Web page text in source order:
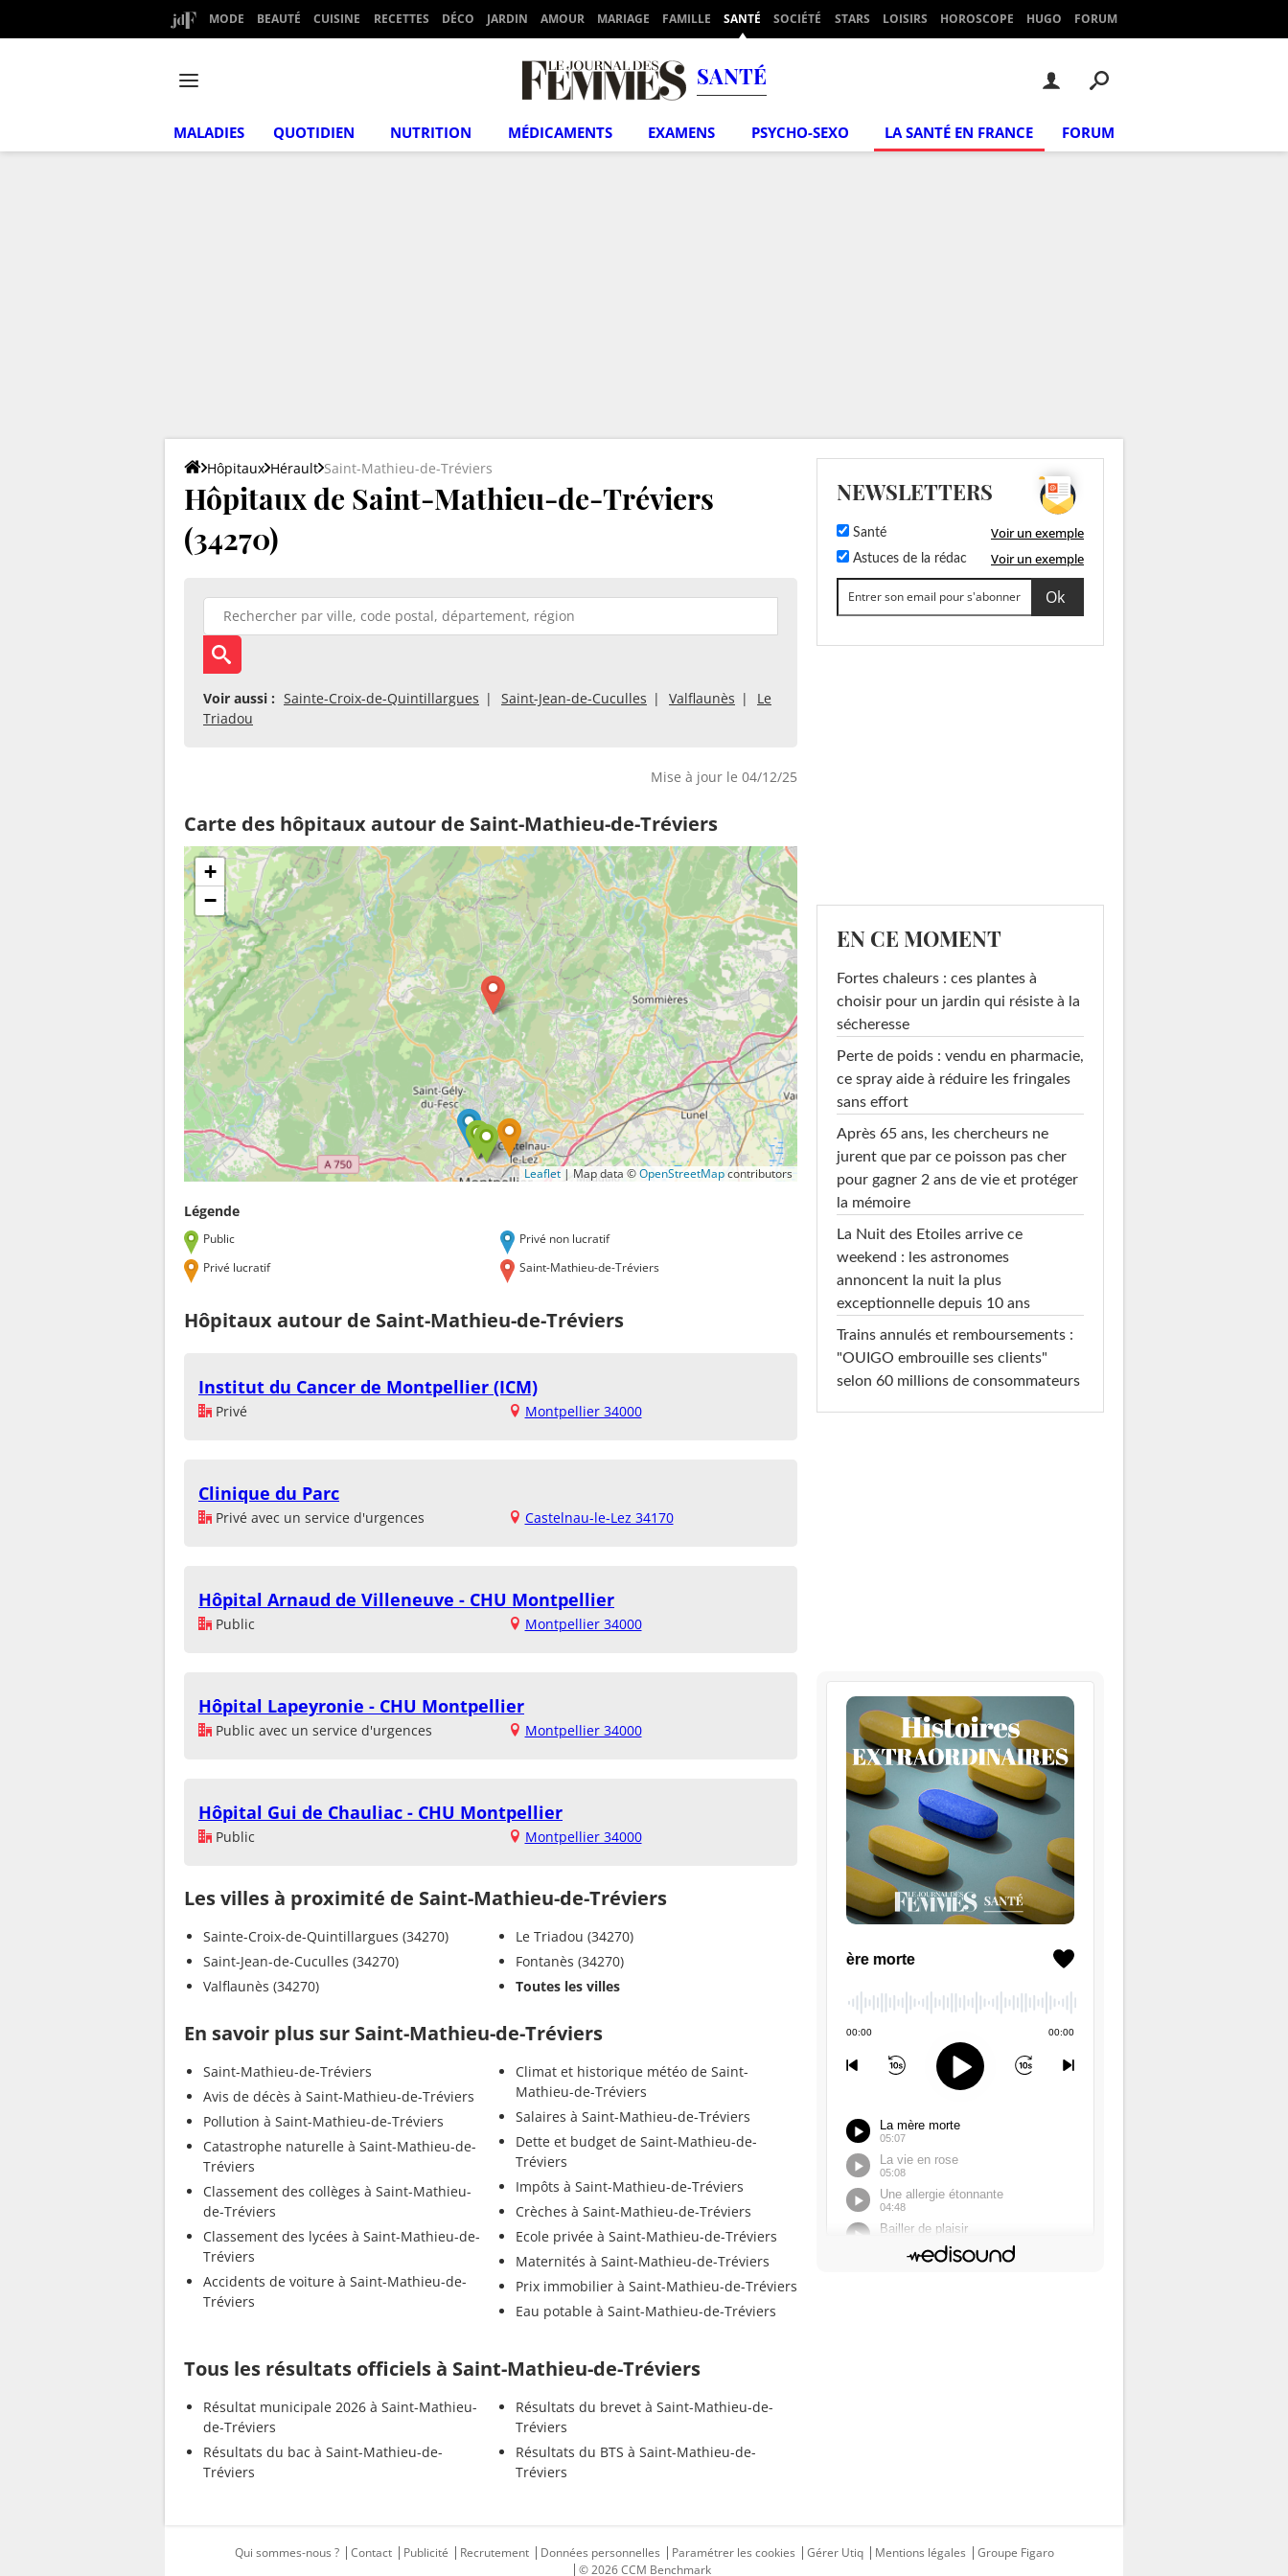
MODE BEAUTÉ CUISINE RECETTES DÉCO JARDIN AMOUR MARIAGE FAMILLE SANTÉ SOCIÉTÉ STARS LOISIRS HOROSCOPE HUGO FORUM
SANTÉ
MALADIES QUOTIDIEN NUTRITION MÉDICAMENTS EXAMENS PSYCHO-SEXO LA SANTÉ EN FRANCE FORUM
Hôpitaux Hérault Saint-Mathieu-de-Tréviers
Hôpitaux de Saint-Mathieu-de-Tréviers
(34270)
Voir aussi : Sainte-Croix-de-Quintillargues Saint-Jean-de-Cuculles Valflaunès
Le
Triadou
Mise à jour le 04/12/25
Carte des hôpitaux autour de Saint-Mathieu-de-Tréviers
+
−
Leaflet | Map data ©OpenStreetMapcontributors
Légende
Public
Privé non lucratif
Privé lucratif
Saint-Mathieu-de-Tréviers
Hôpitaux autour de Saint-Mathieu-de-Tréviers
Institut du Cancer de Montpellier (ICM)
Privé Montpellier 34000
Clinique du Parc
Privé avec un service d'urgences Castelnau-le-Lez 34170
Hôpital Arnaud de Villeneuve - CHU Montpellier
Public Montpellier 34000
Hôpital Lapeyronie - CHU Montpellier
Public avec un service d'urgences Montpellier 34000
Hôpital Gui de Chauliac - CHU Montpellier
Public Montpellier 34000
Les villes à proximité de Saint-Mathieu-de-Tréviers
Sainte-Croix-de-Quintillargues (34270)
Saint-Jean-de-Cuculles (34270)
Valflaunès (34270)
Le Triadou (34270)
Fontanès (34270)
Toutes les villes
En savoir plus sur Saint-Mathieu-de-Tréviers
Saint-Mathieu-de-Tréviers
Avis de décès à Saint-Mathieu-de-Tréviers
Pollution à Saint-Mathieu-de-Tréviers
Catastrophe naturelle à Saint-Mathieu-de-
Tréviers
Classement des collèges à Saint-Mathieu-
de-Tréviers
Classement des lycées à Saint-Mathieu-de-
Tréviers
Accidents de voiture à Saint-Mathieu-de-
Tréviers
Climat et historique météo de Saint-
Mathieu-de-Tréviers
Salaires à Saint-Mathieu-de-Tréviers
Dette et budget de Saint-Mathieu-de-
Tréviers
Impôts à Saint-Mathieu-de-Tréviers
Crèches à Saint-Mathieu-de-Tréviers
Ecole privée à Saint-Mathieu-de-Tréviers
Maternités à Saint-Mathieu-de-Tréviers
Prix immobilier à Saint-Mathieu-de-Tréviers
Eau potable à Saint-Mathieu-de-Tréviers
Tous les résultats officiels à Saint-Mathieu-de-Tréviers
Résultat municipale 2026 à Saint-Mathieu-
de-Tréviers
Résultats du bac à Saint-Mathieu-de-
Tréviers
Résultats du brevet à Saint-Mathieu-de-
Tréviers
Résultats du BTS à Saint-Mathieu-de-
Tréviers
NEWSLETTERS
Santé Voir un exemple
Astuces de la rédac Voir un exemple
EN CE MOMENT
Fortes chaleurs : ces plantes à
choisir pour un jardin qui résiste à la
sécheresse
Perte de poids : vendu en pharmacie,
ce spray aide à réduire les fringales
sans effort
Après 65 ans, les chercheurs ne
jurent que par ce poisson pas cher
pour gagner 2 ans de vie et protéger
la mémoire
La Nuit des Etoiles arrive ce
weekend : les astronomes
annoncent la nuit la plus
exceptionnelle depuis 10 ans
Trains annulés et remboursements :
"OUIGO embrouille ses clients"
selon 60 millions de consommateurs
Qui sommes-nous ? Contact Publicité Recrutement Données personnelles Paramétrer les cookies Gérer Utiq Mentions légales
Groupe Figaro
© 2026 CCM Benchmark